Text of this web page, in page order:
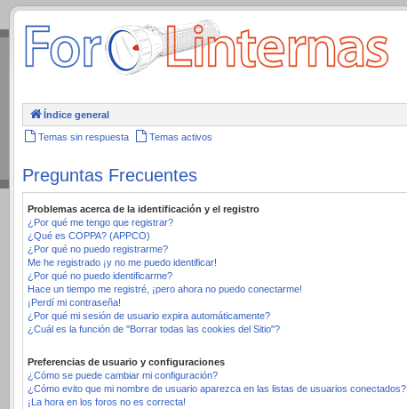
.
Índice general
Temas sin respuesta Temas activos
Preguntas Frecuentes
Problemas acerca de la identificación y el registro
¿Por qué me tengo que registrar?
¿Qué es COPPA? (APPCO)
¿Por qué no puedo registrarme?
Me he registrado ¡y no me puedo identificar!
¿Por qué no puedo identificarme?
Hace un tiempo me registré, ¡pero ahora no puedo conectarme!
¡Perdí mi contraseña!
¿Por qué mi sesión de usuario expira automáticamente?
¿Cuál es la función de "Borrar todas las cookies del Sitio"?
Preferencias de usuario y configuraciones
¿Cómo se puede cambiar mi configuración?
¿Cómo evito que mi nombre de usuario aparezca en las listas de usuarios conectados?
¡La hora en los foros no es correcta!